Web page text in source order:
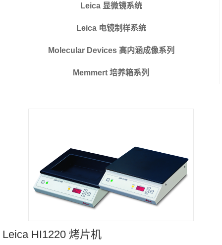
Leica 显微镜系统
Leica 电镜制样系统
Molecular Devices 高内涵成像系列
Memmert 培养箱系列
Leica HI1220 烤片机